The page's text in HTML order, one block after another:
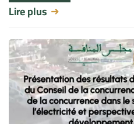
Lire plus